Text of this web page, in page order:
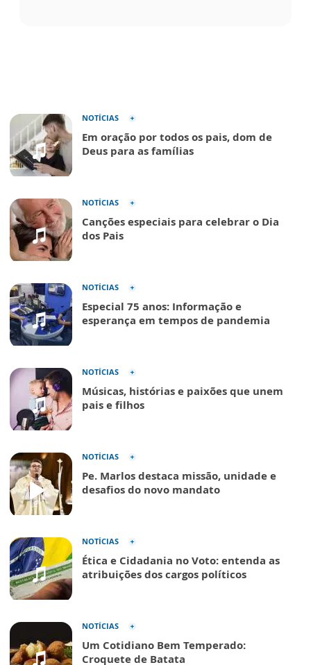
NOTÍCIAS
Em oração por todos os pais, dom de
Deus para as famílias
NOTÍCIAS
Canções especiais para celebrar o Dia
dos Pais
NOTÍCIAS
Especial 75 anos: Informação e
esperança em tempos de pandemia
NOTÍCIAS
Músicas, histórias e paixões que unem
pais e filhos
NOTÍCIAS
Pe. Marlos destaca missão, unidade e
desafios do novo mandato
NOTÍCIAS
Ética e Cidadania no Voto: entenda as
atribuições dos cargos políticos
NOTÍCIAS
Um Cotidiano Bem Temperado:
Croquete de Batata